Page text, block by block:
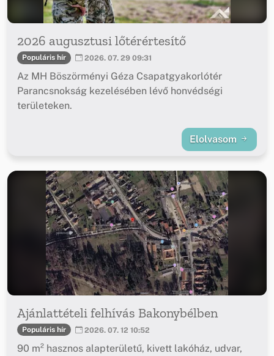
2026 augusztusi lőtérértesítő
Populáris hír 2026. 07. 29 09:31
Az MH Böszörményi Géza Csapatgyakorlótér
Parancsnokság kezelésében lévő honvédségi
területeken.
Elolvasom
Ajánlattételi felhívás Bakonybélben
Populáris hír 2026. 07. 12 10:52
90 m² hasznos alapterületű, kivett lakóház, udvar,